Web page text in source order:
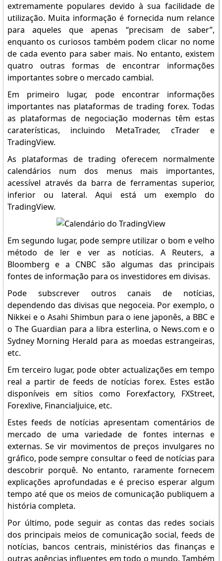
extremamente populares devido à sua facilidade de
utilização. Muita informação é fornecida num relance
para aqueles que apenas “precisam de saber”,
enquanto os curiosos também podem clicar no nome
de cada evento para saber mais. No entanto, existem
quatro outras formas de encontrar informações
importantes sobre o mercado cambial.
Em primeiro lugar, pode encontrar informações
importantes nas plataformas de trading forex. Todas
as plataformas de negociação modernas têm estas
caraterísticas, incluindo MetaTrader, cTrader e
TradingView.
As plataformas de trading oferecem normalmente
calendários num dos menus mais importantes,
acessível através da barra de ferramentas superior,
inferior ou lateral. Aqui está um exemplo do
TradingView.
Em segundo lugar, pode sempre utilizar o bom e velho
método de ler e ver as notícias. A Reuters, a
Bloomberg e a CNBC são algumas das principais
fontes de informação para os investidores em divisas.
Pode subscrever outros canais de notícias,
dependendo das divisas que negoceia. Por exemplo, o
Nikkei e o Asahi Shimbun para o iene japonês, a BBC e
o The Guardian para a libra esterlina, o News.com e o
Sydney Morning Herald para as moedas estrangeiras,
etc.
Em terceiro lugar, pode obter actualizações em tempo
real a partir de feeds de notícias forex. Estes estão
disponíveis em sítios como Forexfactory, FXStreet,
Forexlive, Financialjuice, etc.
Estes feeds de notícias apresentam comentários de
mercado de uma variedade de fontes internas e
externas. Se vir movimentos de preços invulgares no
gráfico, pode sempre consultar o feed de notícias para
descobrir porquê. No entanto, raramente fornecem
explicações aprofundadas e é preciso esperar algum
tempo até que os meios de comunicação publiquem a
história completa.
Por último, pode seguir as contas das redes sociais
dos principais meios de comunicação social, feeds de
notícias, bancos centrais, ministérios das finanças e
outras agências influentes em todo o mundo. Também